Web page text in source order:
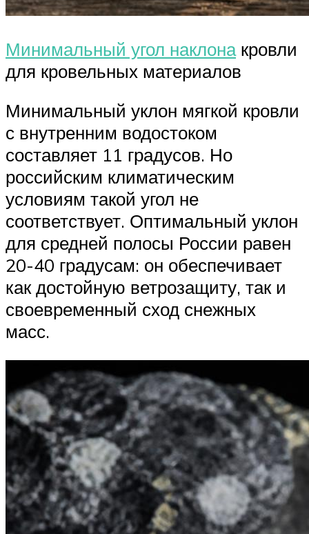
Минимальный угол наклонакровли
для кровельных материалов
Минимальный уклон мягкой кровли
с внутренним водостоком
составляет 11 градусов. Но
российским климатическим
условиям такой угол не
соответствует. Оптимальный уклон
для средней полосы России равен
20-40 градусам: он обеспечивает
как достойную ветрозащиту, так и
своевременный сход снежных
масс.